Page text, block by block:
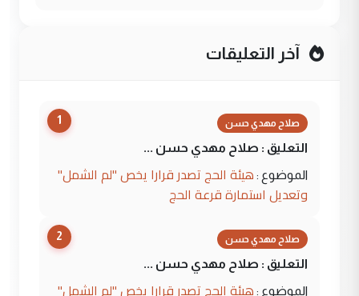
آخر التعليقات
1 صلاح مهدي حسن
التعليق : صلاح مهدي حسن ...
الموضوع : هيئة الحج تصدر قرارا يخص "لم الشمل"
وتعديل استمارة قرعة الحج
2 صلاح مهدي حسن
التعليق : صلاح مهدي حسن ...
الموضوع : هيئة الحج تصدر قرارا يخص "لم الشمل"